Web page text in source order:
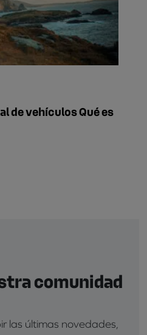
de vehículos Qué es
comunidad
las últimas novedades,